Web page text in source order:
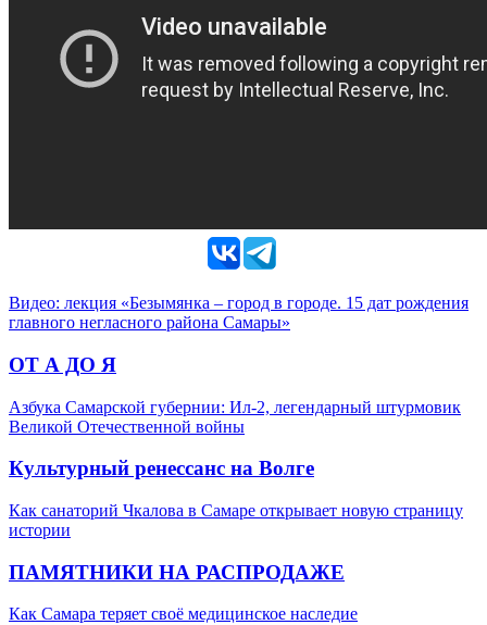
Видео: лекция «Безымянка – город в городе. 15 дат рождения
главного негласного района Самары»
ОТ А ДО Я
Азбука Самарской губернии: Ил-2, легендарный штурмовик
Великой Отечественной войны
Культурный ренессанс на Волге
Как санаторий Чкалова в Самаре открывает новую страницу
истории
ПАМЯТНИКИ НА РАСПРОДАЖЕ
Как Самара теряет своё медицинское наследие